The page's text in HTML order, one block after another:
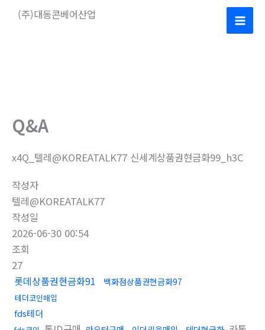
(주)대동콘베어산업
Main
Q&A
x4Q_텔레@KOREATALK77 신세계상품권현금화99_h3C
작성자
텔레@KOREATALK77
작성일
2026-06-30 00:54
조회
27
롯데상품권현금화91
백화점상품권현금화97
테더코인매입
fds테더